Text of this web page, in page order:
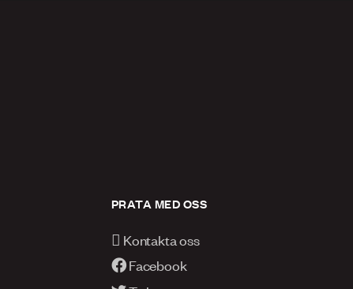
PRATA MED OSS
Kontakta oss
Facebook